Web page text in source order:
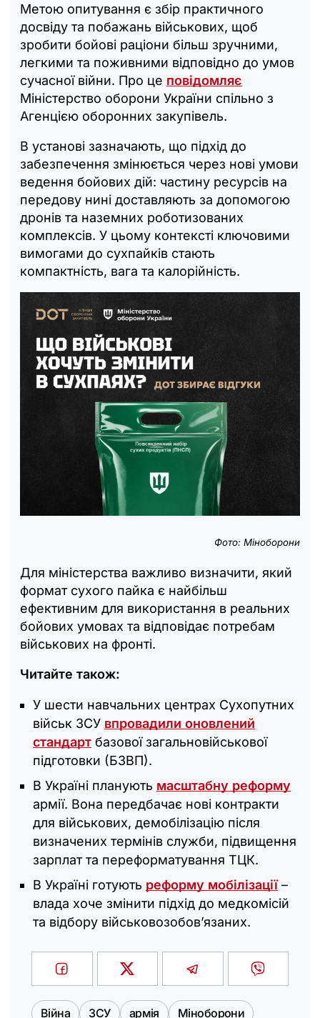
Метою опитування є збір практичного
досвіду та побажань військових, щоб
зробити бойові раціони більш зручними,
легкими та поживними відповідно до умов
сучасної війни. Про це повідомляє
Міністерство оборони України спільно з
Агенцією оборонних закупівель.
В установі зазначають, що підхід до
забезпечення змінюється через нові умови
ведення бойових дій: частину ресурсів на
передову нині доставляють за допомогою
дронів та наземних роботизованих
комплексів. У цьому контексті ключовими
вимогами до сухпайків стають
компактність, вага та калорійність.
Фото: Міноборони
Для міністерства важливо визначити, який
формат сухого пайка є найбільш
ефективним для використання в реальних
бойових умовах та відповідає потребам
військових на фронті.
Читайте також:
У шести навчальних центрах Сухопутних
військ ЗСУ впровадили оновлений
стандарт базової загальновійськової
підготовки (БЗВП).
В Україні планують масштабну реформу
армії. Вона передбачає нові контракти
для військових, демобілізацію після
визначених термінів служби, підвищення
зарплат та переформатування ТЦК.
В Україні готують реформу мобілізації–
влада хоче змінити підхід до медкомісій
та відбору військовозобов’язаних.
Війна ЗСУ армія Міноборони